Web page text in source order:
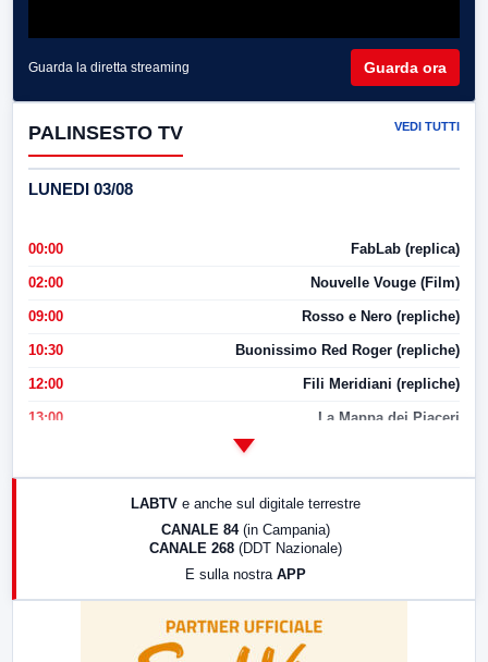
Guarda la diretta streaming Guarda ora
PALINSESTO TV VEDI TUTTI
LUNEDI 03/08
00:00 FabLab (replica)
02:00 Nouvelle Vouge (Film)
09:00 Rosso e Nero (repliche)
10:30 Buonissimo Red Roger (repliche)
12:00 Fili Meridiani (repliche)
13:00 La Mappa dei Piaceri
LABTV e anche sul digitale terrestre
CANALE 84 (in Campania)
CANALE 268 (DDT Nazionale)
E sulla nostra APP